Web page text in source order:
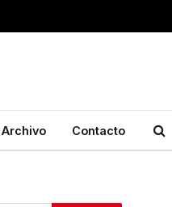
Archivo Contacto